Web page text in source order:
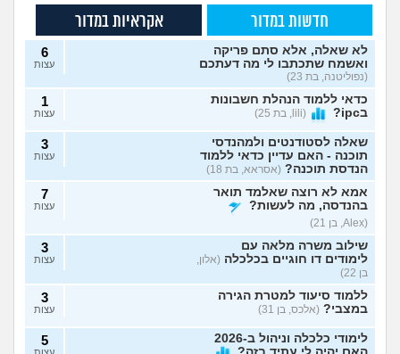
חדשות במדור אקראיות במדור
לא שאלה, אלא סתם פריקה
ואשמח שתכתבו לי מה דעתכם
(נפוליטנה, בת 23)
6
עצות
כדאי ללמוד הנהלת חשבונות
בipc?
(lili, בת 25)
1
עצות
שאלה לסטודנטים ולמהנדסי
תוכנה - האם עדיין כדאי ללמוד
הנדסת תוכנה? (אסראא, בת 18)
3
עצות
אמא לא רוצה שאלמד תואר
בהנדסה, מה לעשות?
(Alex, בן 21)
7
עצות
שילוב משרה מלאה עם
לימודים דו חוגיים בכלכלה (אלון,
בן 22)
3
עצות
ללמוד סיעוד למטרת הגירה
במצבי? (אלכס, בן 31)
3
עצות
לימודי כלכלה וניהול ב-2026
5